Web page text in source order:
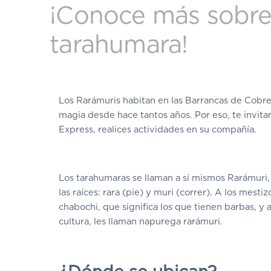
¡Conoce más
tarahumara!
Los Rarámuris habitan en las Barrancas de
magia desde hace tantos años. Por eso, te
Express, realices actividades en su compañía.
Los tarahumaras se llaman a sí mismos
las raíces: rara (pie) y muri (correr). A los
chabochi, que significa los que tienen barbas, y
cultura, les llaman napurega rarámuri.